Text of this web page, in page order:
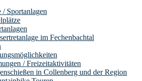
/ Sportanlagen
im Fechenbachtal
/ Freizeitaktivitäten
in Collenberg und der Region